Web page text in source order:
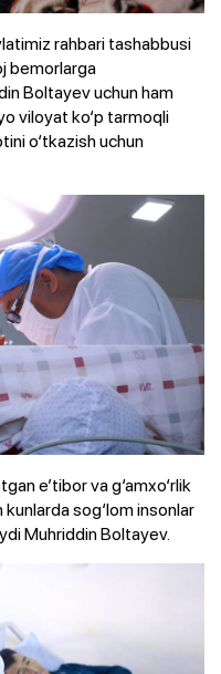
rahbari tashabbusi
bemorlarga
Boltayev uchun ham
viloyat ko‘p tarmoqli
o‘tkazish uchun
e’tibor va g‘amxo‘rlik
sog‘lom insonlar
Muhriddin Boltayev.